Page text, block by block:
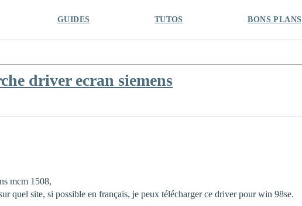
GUIDES TUTOS BONS PLANS
driver ecran siemens
mcm 1508,
quel site, si possible en français, je peux télécharger ce driver pour win 98se.